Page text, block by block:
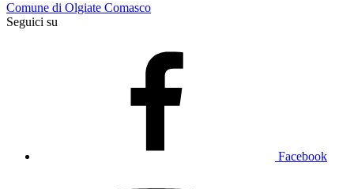
Comune di Olgiate Comasco
Seguici su
Facebook